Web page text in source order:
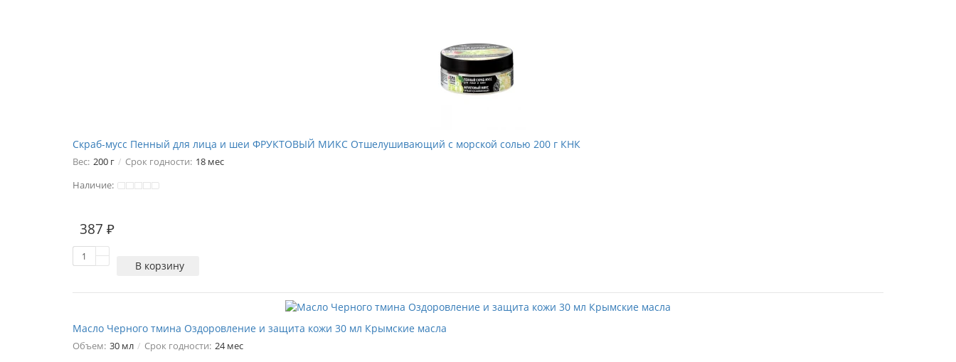
Скраб-мусс Пенный для лица и шеи ФРУКТОВЫЙ МИКС Отшелушивающий с морской солью 200 г КНК
Вес: 200 г Срок годности: 18 мес
Наличие:
387 ₽
В корзину
Масло Черного тмина Оздоровление и защита кожи 30 мл Крымские масла
Объем: 30 мл Срок годности: 24 мес